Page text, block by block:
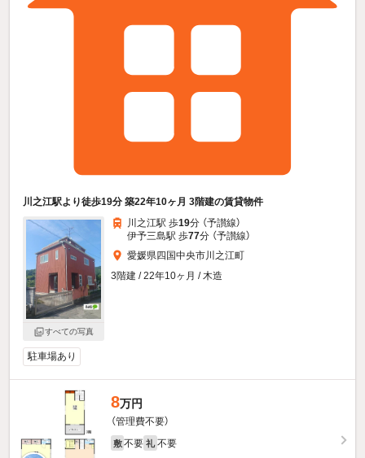
川之江駅より徒歩19分 築22年10ヶ月 3階建の賃貸物件
すべての写真
川之江駅 歩19分 （予讃線）
伊予三島駅 歩77分 （予讃線）
愛媛県四国中央市川之江町
3階建 / 22年10ヶ月 / 木造
駐車場あり
8万円
（管理費不要）
敷 不要 礼 不要